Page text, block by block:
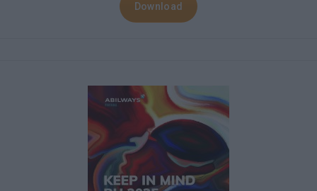
Download